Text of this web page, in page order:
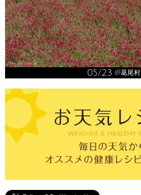
05/23 @葛尾村